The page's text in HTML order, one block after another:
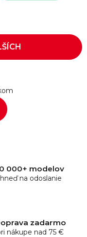
000+ modelov
na odoslanie
zadarmo
nákupe nad 75 €